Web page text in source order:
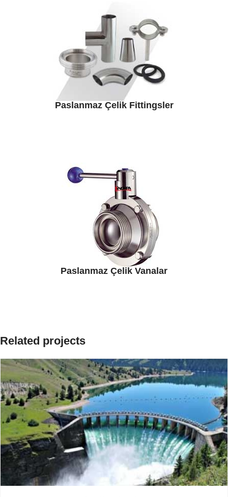
Paslanmaz Çelik Fittingsler
Paslanmaz Çelik Vanalar
Related projects